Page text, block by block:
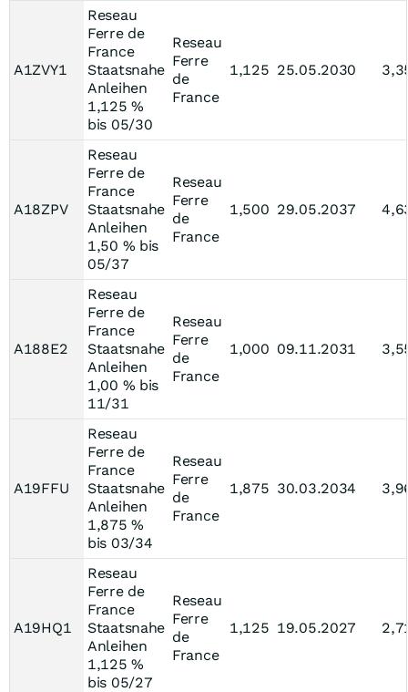
A1ZVY1
Reseau
Ferre de
France
Staatsnahe
Anleihen
1,125 %
bis 05/30
Reseau
Ferre
de
France
1,125 25.05.2030
A18ZPV
Reseau
Ferre de
France
Staatsnahe
Anleihen
1,50 % bis
05/37
Reseau
Ferre
de
France
1,500 29.05.2037
A188E2
Reseau
Ferre de
France
Staatsnahe
Anleihen
1,00 % bis
11/31
Reseau
Ferre
de
France
1,000 09.11.2031
A19FFU
Reseau
Ferre de
France
Staatsnahe
Anleihen
1,875 %
bis 03/34
Reseau
Ferre
de
France
1,875 30.03.2034
A19HQ1
Reseau
Ferre de
France
Staatsnahe
Anleihen
1,125 %
bis 05/27
Reseau
Ferre
de
France
1,125 19.05.2027